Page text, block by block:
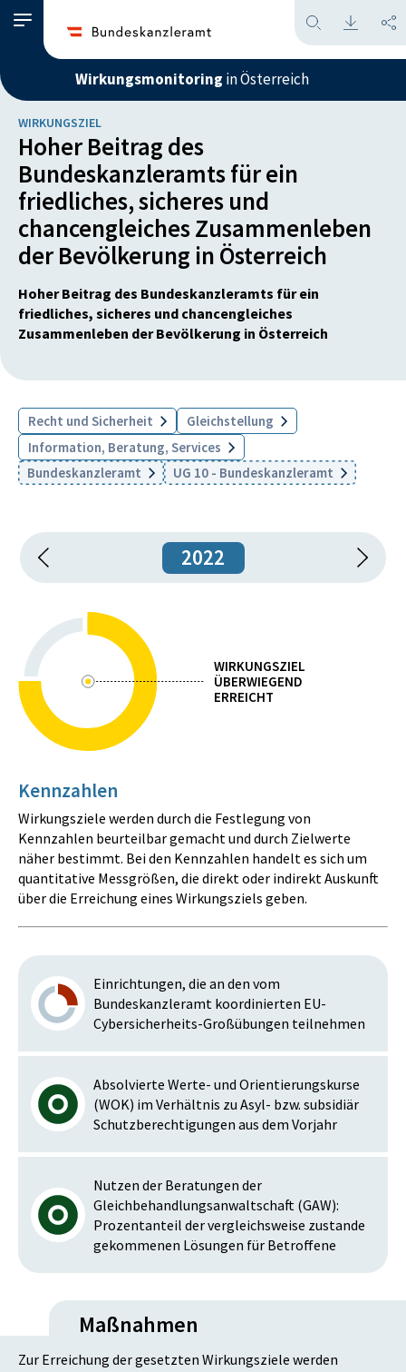
Wirkungsmonitoring in Österreich
WIRKUNGSZIEL
Hoher Beitrag des
Bundeskanzleramts für ein
friedliches, sicheres und
chancengleiches Zusammenleben
der Bevölkerung in Österreich
Hoher Beitrag des Bundeskanzleramts für ein
friedliches, sicheres und chancengleiches
Zusammenleben der Bevölkerung in Österreich
Recht und Sicherheit
Gleichstellung
Information, Beratung, Services
Bundeskanzleramt
UG 10 - Bundeskanzleramt
2022
WIRKUNGSZIEL
ÜBERWIEGEND
ERREICHT
Kennzahlen
Wirkungsziele werden durch die Festlegung von
Kennzahlen beurteilbar gemacht und durch Zielwerte
näher bestimmt. Bei den Kennzahlen handelt es sich um
quantitative Messgrößen, die direkt oder indirekt Auskunft
über die Erreichung eines Wirkungsziels geben.
Einrichtungen, die an den vom
Bundeskanzleramt koordinierten EU-
Cybersicherheits-Großübungen teilnehmen
Absolvierte Werte- und Orientierungskurse
(WOK) im Verhältnis zu Asyl- bzw. subsidiär
Schutzberechtigungen aus dem Vorjahr
Nutzen der Beratungen der
Gleichbehandlungsanwaltschaft (GAW):
Prozentanteil der vergleichsweise zustande
gekommenen Lösungen für Betroffene
Maßnahmen
Zur Erreichung der gesetzten Wirkungsziele werden